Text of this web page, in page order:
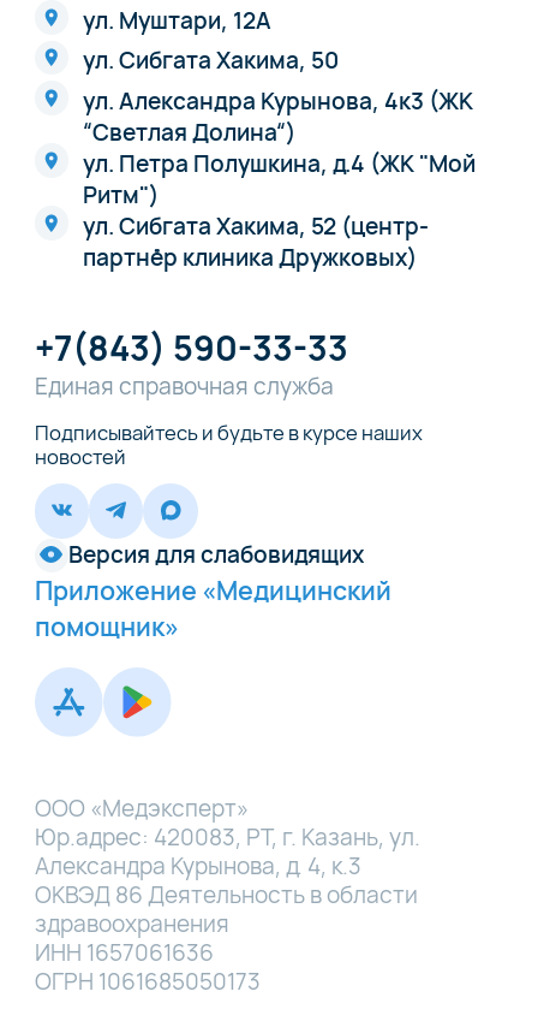
ул. Муштари, 12А
ул. Сибгата Хакима, 50
ул. Александра Курынова, 4к3 (ЖК
“Светлая Долина“)
ул. Петра Полушкина, д.4 (ЖК "Мой
Ритм")
ул. Сибгата Хакима, 52 (центр-
партнёр клиника Дружковых)
+7(843) 590-33-33
Единая справочная служба
Подписывайтесь и будьте в курсе наших
новостей
Версия для слабовидящих
Приложение «Медицинский
помощник»
ООО «Медэксперт»
Юр.адрес: 420083, РТ, г. Казань, ул.
Александра Курынова, д. 4, к.3
ОКВЭД 86 Деятельность в области
здравоохранения
ИНН 1657061636
ОГРН 1061685050173